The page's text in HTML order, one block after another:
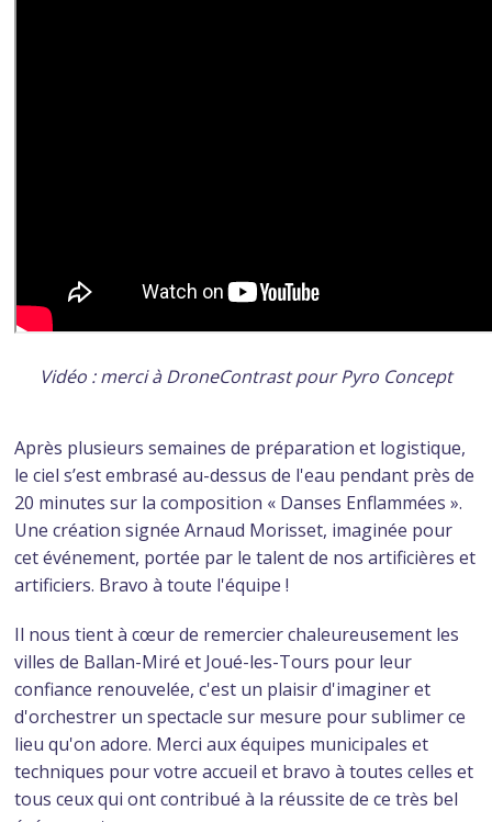
Vidéo : merci à DroneContrast pour Pyro Concept
Après plusieurs semaines de préparation et logistique,
le ciel s’est embrasé au-dessus de l'eau pendant près de
20 minutes sur la composition « Danses Enflammées ».
Une création signée Arnaud Morisset, imaginée pour
cet événement, portée par le talent de nos artificières et
artificiers. Bravo à toute l'équipe !
Il nous tient à cœur de remercier chaleureusement les
villes de Ballan-Miré et Joué-les-Tours pour leur
confiance renouvelée, c'est un plaisir d'imaginer et
d'orchestrer un spectacle sur mesure pour sublimer ce
lieu qu'on adore. Merci aux équipes municipales et
techniques pour votre accueil et bravo à toutes celles et
tous ceux qui ont contribué à la réussite de ce très bel